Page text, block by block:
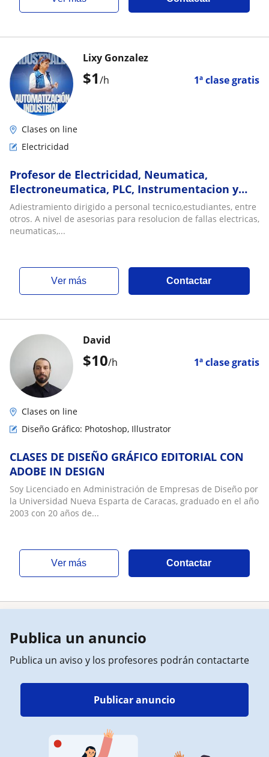
$1/h 1ª clase gratis
Lixy Gonzalez
Clases on line
Electricidad
Profesor de Electricidad, Neumatica,
Electroneumatica, PLC, Instrumentacion y
Control
Adiestramiento dirigido a personal tecnico,estudiantes, entre
otros. A nivel de asesorias para resolucion de fallas electricas,
neumaticas,...
ver más Contactar
$10/h 1ª clase gratis
David
Clases on line
Diseño Gráfico: Photoshop, Illustrator
CLASES DE DISEÑO GRÁFICO EDITORIAL CON
ADOBE IN DESIGN
Soy Licenciado en Administración de Empresas de Diseño por
la Universidad Nueva Esparta de Caracas, graduado en el año
2003 con 20 años de...
ver más Contactar
Publica un anuncio
Publica un aviso y los profesores podrán contactarte
Publicar anuncio